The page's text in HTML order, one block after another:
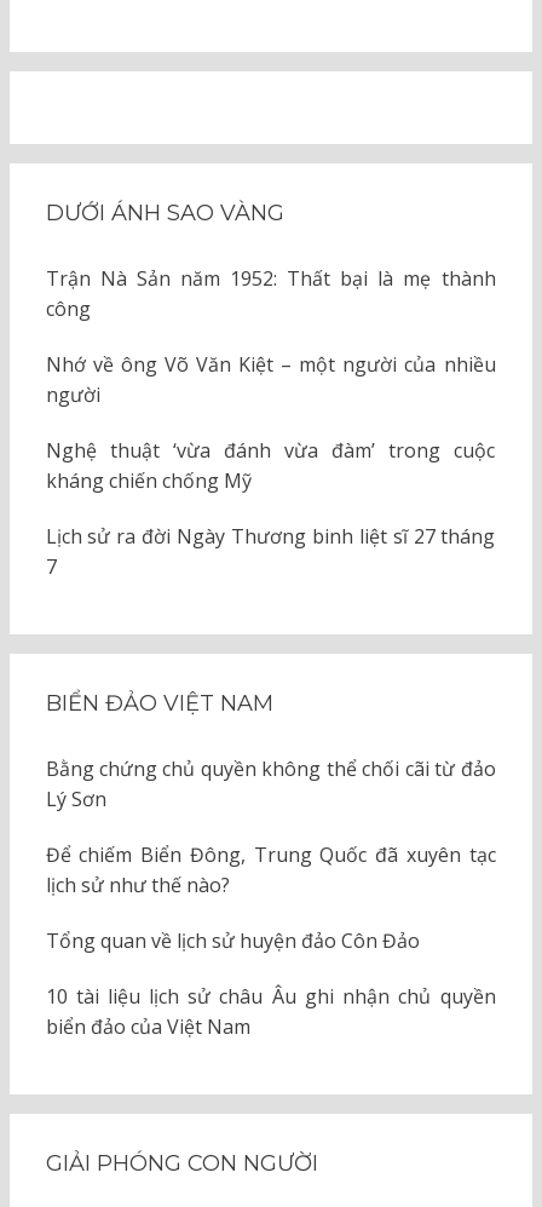
DƯỚI ÁNH SAO VÀNG
Trận Nà Sản năm 1952: Thất bại là mẹ thành
công
Nhớ về ông Võ Văn Kiệt – một người của nhiều
người
Nghệ thuật ‘vừa đánh vừa đàm’ trong cuộc
kháng chiến chống Mỹ
Lịch sử ra đời Ngày Thương binh liệt sĩ 27 tháng
7
BIỂN ĐẢO VIỆT NAM
Bằng chứng chủ quyền không thể chối cãi từ đảo
Lý Sơn
Để chiếm Biển Đông, Trung Quốc đã xuyên tạc
lịch sử như thế nào?
Tổng quan về lịch sử huyện đảo Côn Đảo
10 tài liệu lịch sử châu Âu ghi nhận chủ quyền
biển đảo của Việt Nam
GIẢI PHÓNG CON NGƯỜI